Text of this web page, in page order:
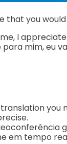
that you
I
mim, eu
you
em tempo